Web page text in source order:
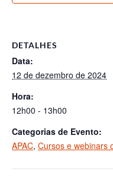
DETALHES
Data:
12 de dezembro de 2024
Hora:
12h00 - 13h00
Categorias de Evento:
APAC, Cursos e webinars